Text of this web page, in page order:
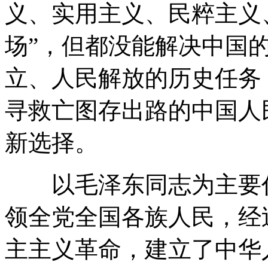
义、实用主义、民粹主
场”，但都没能解决中国
立、人民解放的历史任
寻救亡图存出路的中国
新选择。
以毛泽东同志为主要
领全党全国各族人民，
主主义革命，建立了中